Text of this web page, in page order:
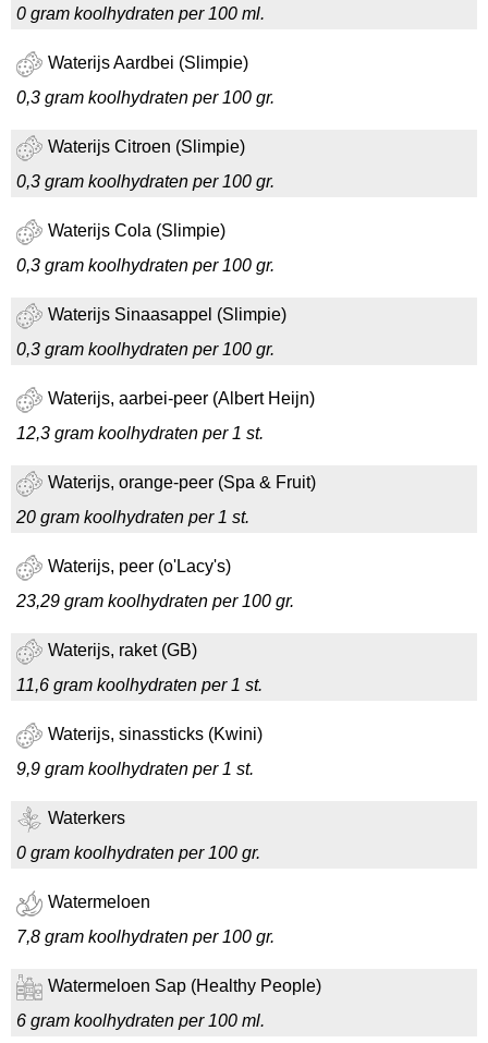
0 gram koolhydraten per 100 ml.
Waterijs Aardbei (Slimpie)
0,3 gram koolhydraten per 100 gr.
Waterijs Citroen (Slimpie)
0,3 gram koolhydraten per 100 gr.
Waterijs Cola (Slimpie)
0,3 gram koolhydraten per 100 gr.
Waterijs Sinaasappel (Slimpie)
0,3 gram koolhydraten per 100 gr.
Waterijs, aarbei-peer (Albert Heijn)
12,3 gram koolhydraten per 1 st.
Waterijs, orange-peer (Spa & Fruit)
20 gram koolhydraten per 1 st.
Waterijs, peer (o'Lacy's)
23,29 gram koolhydraten per 100 gr.
Waterijs, raket (GB)
11,6 gram koolhydraten per 1 st.
Waterijs, sinassticks (Kwini)
9,9 gram koolhydraten per 1 st.
Waterkers
0 gram koolhydraten per 100 gr.
Watermeloen
7,8 gram koolhydraten per 100 gr.
Watermeloen Sap (Healthy People)
6 gram koolhydraten per 100 ml.